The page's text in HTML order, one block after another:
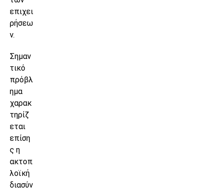
επιχει
ρήσεω
ν.
Σημαν
τικό
πρόβλ
ημα
χαρακ
τηρίζ
εται
επίση
ς η
ακτοπ
λοϊκή
διασύν